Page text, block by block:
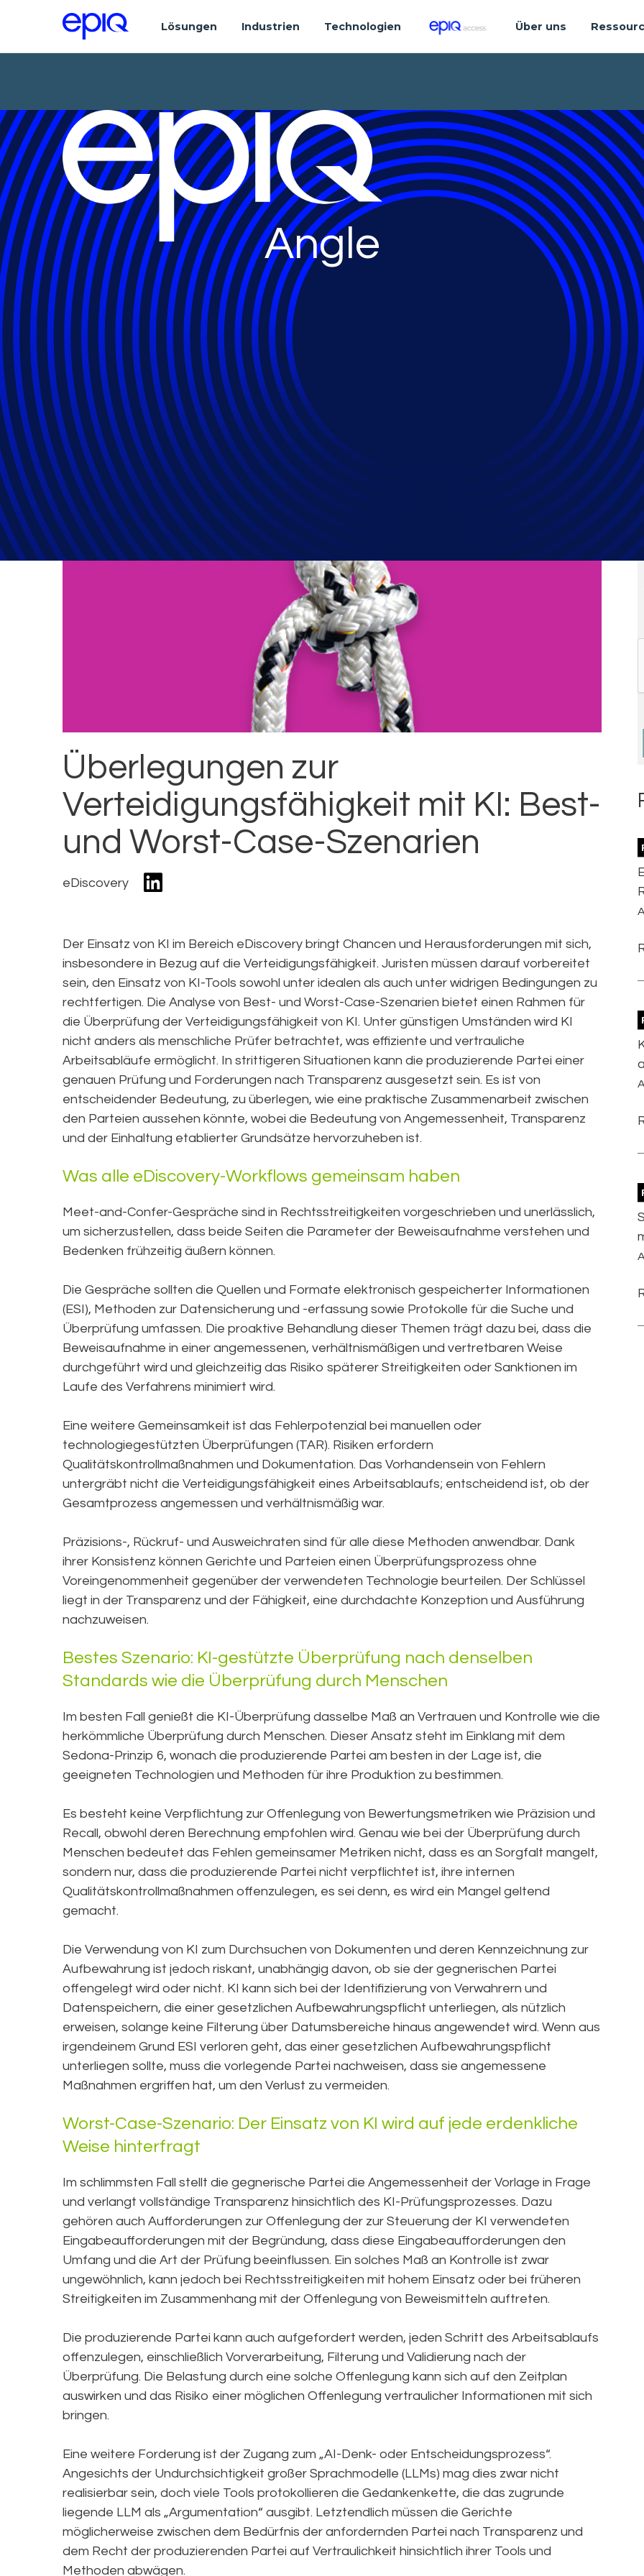
Lösungen Industrien Technologien Über uns
Angle
Überlegungen zur
Verteidigungsfähigkeit mit KI: Best-
und Worst-Case-Szenarien
eDiscovery
Der Einsatz von KI im Bereich eDiscovery bringt Chancen und Herausforderungen mit sich,
insbesondere in Bezug auf die Verteidigungsfähigkeit. Juristen müssen darauf vorbereitet
sein, den Einsatz von KI-Tools sowohl unter idealen als auch unter widrigen Bedingungen zu
rechtfertigen. Die Analyse von Best- und Worst-Case-Szenarien bietet einen Rahmen für
die Überprüfung der Verteidigungsfähigkeit von KI. Unter günstigen Umständen wird KI
nicht anders als menschliche Prüfer betrachtet, was effiziente und vertrauliche
Arbeitsabläufe ermöglicht. In strittigeren Situationen kann die produzierende Partei einer
genauen Prüfung und Forderungen nach Transparenz ausgesetzt sein. Es ist von
entscheidender Bedeutung, zu überlegen, wie eine praktische Zusammenarbeit zwischen
den Parteien aussehen könnte, wobei die Bedeutung von Angemessenheit, Transparenz
und der Einhaltung etablierter Grundsätze hervorzuheben ist.
Was alle eDiscovery-Workflows gemeinsam haben
Meet-and-Confer-Gespräche sind in Rechtsstreitigkeiten vorgeschrieben und unerlässlich,
um sicherzustellen, dass beide Seiten die Parameter der Beweisaufnahme verstehen und
Bedenken frühzeitig äußern können.
Die Gespräche sollten die Quellen und Formate elektronisch gespeicherter Informationen
(ESI), Methoden zur Datensicherung und -erfassung sowie Protokolle für die Suche und
Überprüfung umfassen. Die proaktive Behandlung dieser Themen trägt dazu bei, dass die
Beweisaufnahme in einer angemessenen, verhältnismäßigen und vertretbaren Weise
durchgeführt wird und gleichzeitig das Risiko späterer Streitigkeiten oder Sanktionen im
Laufe des Verfahrens minimiert wird.
Eine weitere Gemeinsamkeit ist das Fehlerpotenzial bei manuellen oder
technologiegestützten Überprüfungen (TAR). Risiken erfordern
Qualitätskontrollmaßnahmen und Dokumentation. Das Vorhandensein von Fehlern
untergräbt nicht die Verteidigungsfähigkeit eines Arbeitsablaufs; entscheidend ist, ob der
Gesamtprozess angemessen und verhältnismäßig war.
Präzisions-, Rückruf- und Ausweichraten sind für alle diese Methoden anwendbar. Dank
ihrer Konsistenz können Gerichte und Parteien einen Überprüfungsprozess ohne
Voreingenommenheit gegenüber der verwendeten Technologie beurteilen. Der Schlüssel
liegt in der Transparenz und der Fähigkeit, eine durchdachte Konzeption und Ausführung
nachzuweisen.
Bestes Szenario: KI-gestützte Überprüfung nach denselben
Standards wie die Überprüfung durch Menschen
Im besten Fall genießt die KI-Überprüfung dasselbe Maß an Vertrauen und Kontrolle wie die
herkömmliche Überprüfung durch Menschen. Dieser Ansatz steht im Einklang mit dem
Sedona-Prinzip 6, wonach die produzierende Partei am besten in der Lage ist, die
geeigneten Technologien und Methoden für ihre Produktion zu bestimmen.
Es besteht keine Verpflichtung zur Offenlegung von Bewertungsmetriken wie Präzision und
Recall, obwohl deren Berechnung empfohlen wird. Genau wie bei der Überprüfung durch
Menschen bedeutet das Fehlen gemeinsamer Metriken nicht, dass es an Sorgfalt mangelt,
sondern nur, dass die produzierende Partei nicht verpflichtet ist, ihre internen
Qualitätskontrollmaßnahmen offenzulegen, es sei denn, es wird ein Mangel geltend
gemacht.
Die Verwendung von KI zum Durchsuchen von Dokumenten und deren Kennzeichnung zur
Aufbewahrung ist jedoch riskant, unabhängig davon, ob sie der gegnerischen Partei
offengelegt wird oder nicht. KI kann sich bei der Identifizierung von Verwahrern und
Datenspeichern, die einer gesetzlichen Aufbewahrungspflicht unterliegen, als nützlich
erweisen, solange keine Filterung über Datumsbereiche hinaus angewendet wird. Wenn aus
irgendeinem Grund ESI verloren geht, das einer gesetzlichen Aufbewahrungspflicht
unterliegen sollte, muss die vorlegende Partei nachweisen, dass sie angemessene
Maßnahmen ergriffen hat, um den Verlust zu vermeiden.
Worst-Case-Szenario: Der Einsatz von KI wird auf jede erdenkliche
Weise hinterfragt
Im schlimmsten Fall stellt die gegnerische Partei die Angemessenheit der Vorlage in Frage
und verlangt vollständige Transparenz hinsichtlich des KI-Prüfungsprozesses. Dazu
gehören auch Aufforderungen zur Offenlegung der zur Steuerung der KI verwendeten
Eingabeaufforderungen mit der Begründung, dass diese Eingabeaufforderungen den
Umfang und die Art der Prüfung beeinflussen. Ein solches Maß an Kontrolle ist zwar
ungewöhnlich, kann jedoch bei Rechtsstreitigkeiten mit hohem Einsatz oder bei früheren
Streitigkeiten im Zusammenhang mit der Offenlegung von Beweismitteln auftreten.
Die produzierende Partei kann auch aufgefordert werden, jeden Schritt des Arbeitsablaufs
offenzulegen, einschließlich Vorverarbeitung, Filterung und Validierung nach der
Überprüfung. Die Belastung durch eine solche Offenlegung kann sich auf den Zeitplan
auswirken und das Risiko einer möglichen Offenlegung vertraulicher Informationen mit sich
bringen.
Eine weitere Forderung ist der Zugang zum „AI-Denk- oder Entscheidungsprozess“.
Angesichts der Undurchsichtigkeit großer Sprachmodelle (LLMs) mag dies zwar nicht
realisierbar sein, doch viele Tools protokollieren die Gedankenkette, die das zugrunde
liegende LLM als „Argumentation“ ausgibt. Letztendlich müssen die Gerichte
möglicherweise zwischen dem Bedürfnis der anfordernden Partei nach Transparenz und
dem Recht der produzierenden Partei auf Vertraulichkeit hinsichtlich ihrer Tools und
Methoden abwägen.